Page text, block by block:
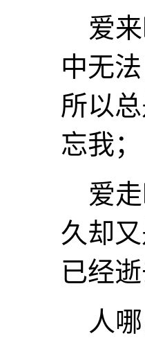
爱来
中无
所以
忘我；
爱走
久却
已经
人哪